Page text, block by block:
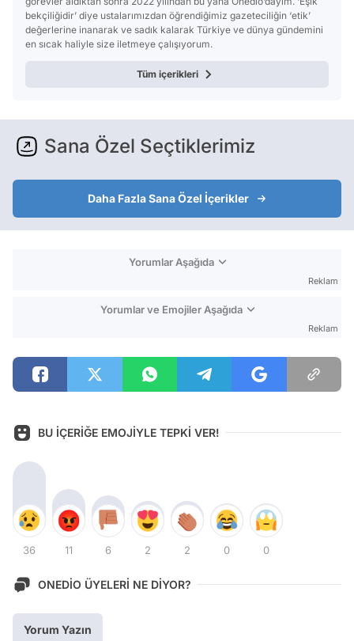
bekçiliğidir’ diye ustalarımızdan öğrendiğimiz gazeteciliğin ‘etik’
değerlerine inanarak ve sadık kalarak Türkiye ve dünya gündemini
en sıcak haliyle size iletmeye çalışıyorum.
Tüm içerikleri
Sana Özel Seçtiklerimiz
Daha Fazla Sana Özel İçerikler
Yorumlar Aşağıda
Reklam
Yorumlar ve Emojiler Aşağıda
Reklam
BU İÇERİĞE EMOJİYLE TEPKİ VER!
36 11 6 2 2 0 0
ONEDİO ÜYELERİ NE DİYOR?
Yorum Yazın